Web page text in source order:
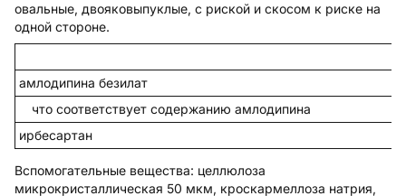
овальные, двояковыпуклые, с риской и скосом к риске на
одной стороне.
амлодипина безилат
что соответствует содержанию амлодипина
ирбесартан
Вспомогательные вещества: целлюлоза
микрокристаллическая 50 мкм, кроскармеллоза натрия,